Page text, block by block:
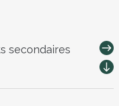
secondaires